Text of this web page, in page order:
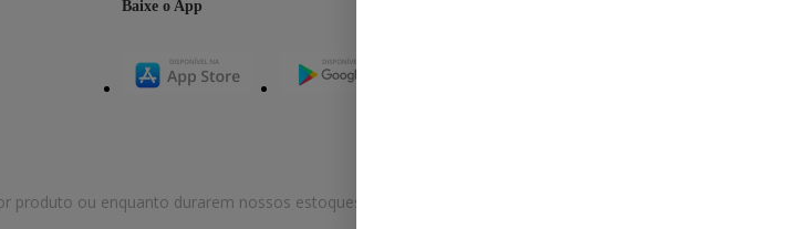
Baixe o App
produto ou enquanto durarem nossos estoques.